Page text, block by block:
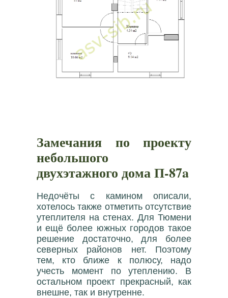
Замечания по проекту
небольшого
двухэтажного дома П-87a
Недочёты с камином описали,
хотелось также отметить отсутствие
утеплителя на стенах. Для Тюмени
и ещё более южных городов такое
решение достаточно, для более
северных районов нет. Поэтому
тем, кто ближе к полюсу, надо
учесть момент по утеплению. В
остальном проект прекрасный, как
внешне, так и внутренне.